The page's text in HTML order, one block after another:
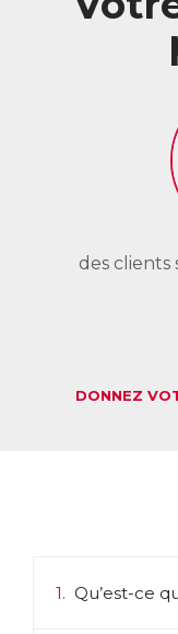
des clients
DONNEZ
1. Qu’est-ce